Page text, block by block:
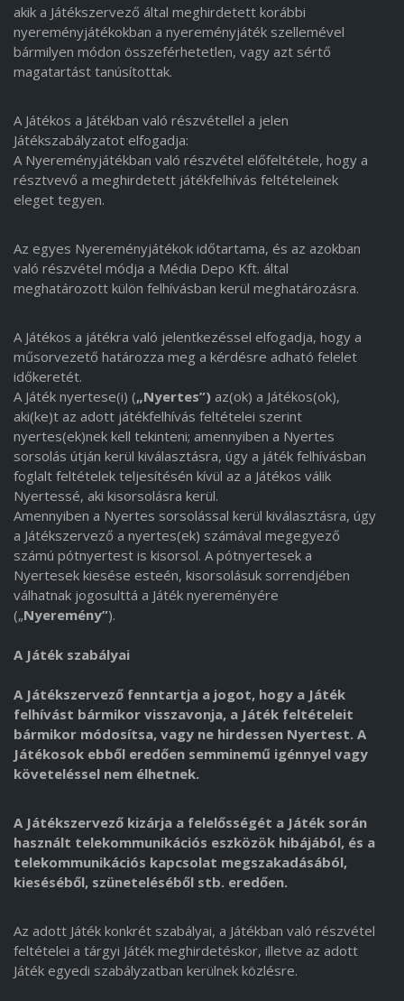
akik a Játékszervező által meghirdetett korábbi
nyereményjátékokban a nyereményjáték szellemével
bármilyen módon összeférhetetlen, vagy azt sértő
magatartást tanúsítottak.
A Játékos a Játékban való részvétellel a jelen
Játékszabályzatot elfogadja:
A Nyereményjátékban való részvétel előfeltétele, hogy a
résztvevő a meghirdetett játékfelhívás feltételeinek
eleget tegyen.
Az egyes Nyereményjátékok időtartama, és az azokban
való részvétel módja a Média Depo Kft. által
meghatározott külön felhívásban kerül meghatározásra.
A Játékos a játékra való jelentkezéssel elfogadja, hogy a
műsorvezető határozza meg a kérdésre adható felelet
időkeretét.
A Játék nyertese(i) („Nyertes”) az(ok) a Játékos(ok),
aki(ke)t az adott játékfelhívás feltételei szerint
nyertes(ek)nek kell tekinteni; amennyiben a Nyertes
sorsolás útján kerül kiválasztásra, úgy a játék felhívásban
foglalt feltételek teljesítésén kívül az a Játékos válik
Nyertessé, aki kisorsolásra kerül.
Amennyiben a Nyertes sorsolással kerül kiválasztásra, úgy
a Játékszervező a nyertes(ek) számával megegyező
számú pótnyertest is kisorsol. A pótnyertesek a
Nyertesek kiesése esteén, kisorsolásuk sorrendjében
válhatnak jogosulttá a Játék nyereményére
(„Nyeremény”).
A Játék szabályai
A Játékszervező fenntartja a jogot, hogy a Játék
felhívást bármikor visszavonja, a Játék feltételeit
bármikor módosítsa, vagy ne hirdessen Nyertest. A
Játékosok ebből eredően semminemű igénnyel vagy
követeléssel nem élhetnek.
A Játékszervező kizárja a felelősségét a Játék során
használt telekommunikációs eszközök hibájából, és a
telekommunikációs kapcsolat megszakadásából,
kieséséből, szüneteléséből stb. eredően.
Az adott Játék konkrét szabályai, a Játékban való részvétel
feltételei a tárgyi Játék meghirdetéskor, illetve az adott
Játék egyedi szabályzatban kerülnek közlésre.